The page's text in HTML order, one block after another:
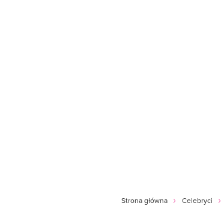
Strona główna Celebryci